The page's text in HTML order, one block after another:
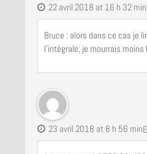
22 avril 2018 at 16 h 32 min
Bruce : alors dans ce cas je
l’intégrale; je mourrais moins
23 avril 2018 at 8 h 56 min